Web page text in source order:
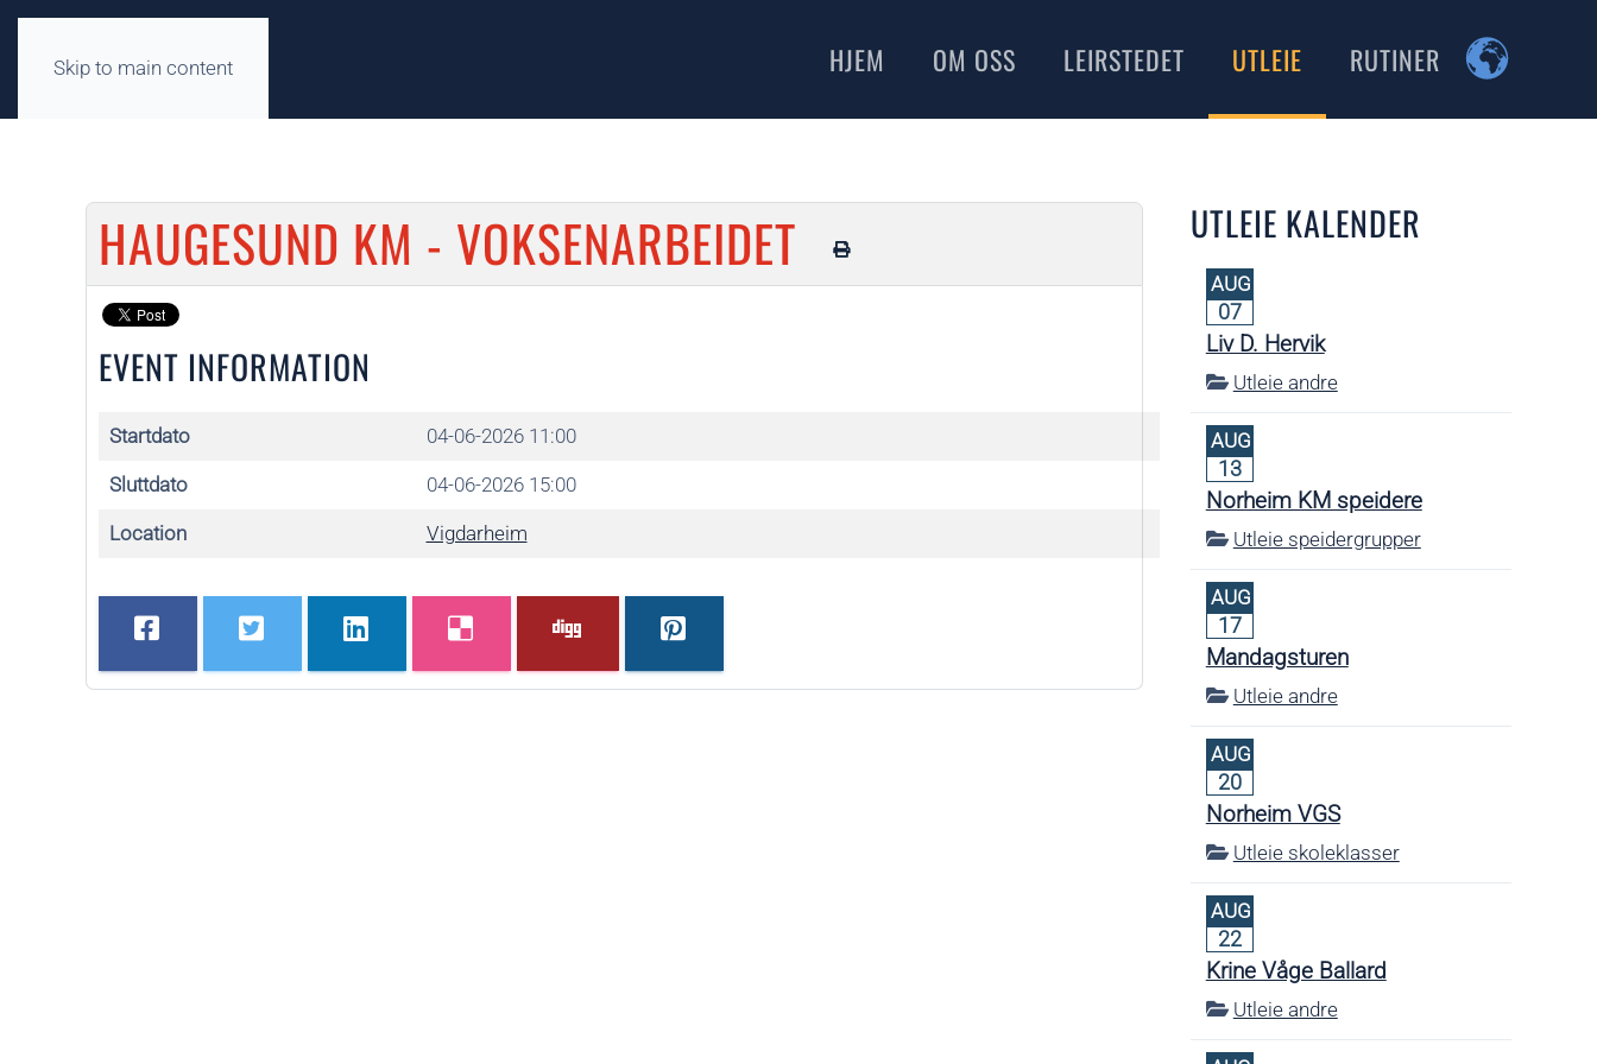
Skip to main content HJEM OM OSS LEIRSTEDET UTLEIE RUTINER
HAUGESUND KM - VOKSENARBEIDET
EVENT INFORMATION
Startdato 04-06-2026 11:00
Sluttdato 04-06-2026 15:00
Location Vigdarheim
UTLEIE KALENDER
AUG
07
Liv D. Hervik
Utleie andre
AUG
13
Norheim KM speidere
Utleie speidergrupper
AUG
17
Mandagsturen
Utleie andre
AUG
20
Norheim VGS
Utleie skoleklasser
AUG
22
Krine Våge Ballard
Utleie andre